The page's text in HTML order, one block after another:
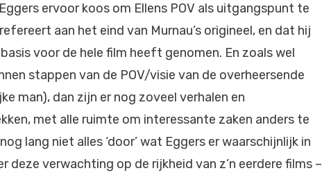
ervoor koos om Ellens POV als uitgangspunt te
aan het eind van Murnau’s origineel, en dat hij
voor de hele film heeft genomen. En zoals wel
stappen van de POV/visie van de overheersende
man), dan zijn er nog zoveel verhalen en
met alle ruimte om interessante zaken anders te
lang niet alles ‘door’ wat Eggers er waarschijnlijk in
deze verwachting op de rijkheid van z’n eerdere films –